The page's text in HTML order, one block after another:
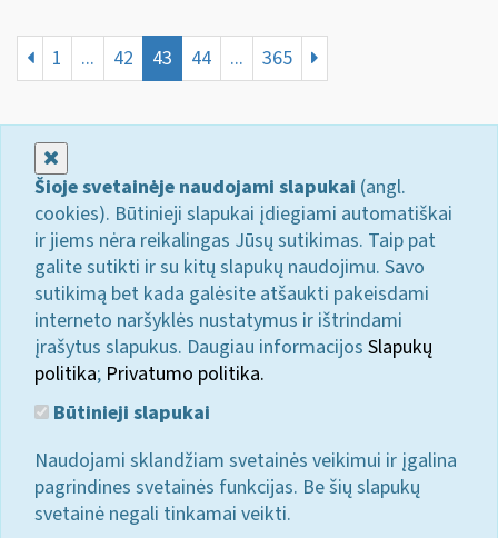
1 ... 42 43 44 ... 365
Šioje svetainėje naudojami slapukai (angl.
cookies). Būtinieji slapukai įdiegiami automatiškai
ir jiems nėra reikalingas Jūsų sutikimas. Taip pat
galite sutikti ir su kitų slapukų naudojimu. Savo
sutikimą bet kada galėsite atšaukti pakeisdami
interneto naršyklės nustatymus ir ištrindami
įrašytus slapukus. Daugiau informacijos Slapukų
politika; Privatumo politika.
Būtinieji slapukai
Naudojami sklandžiam svetainės veikimui ir įgalina
pagrindines svetainės funkcijas. Be šių slapukų
svetainė negali tinkamai veikti.